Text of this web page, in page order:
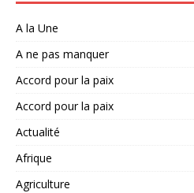
A la Une
A ne pas manquer
Accord pour la paix
Accord pour la paix
Actualité
Afrique
Agriculture